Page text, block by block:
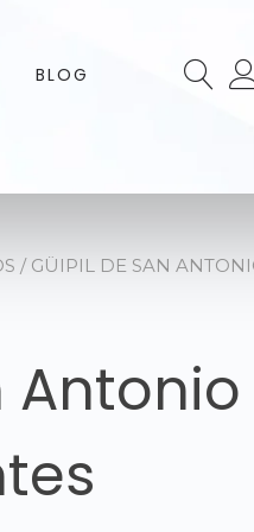
BLOG
/ GÜIPIL DE SAN
Antonio